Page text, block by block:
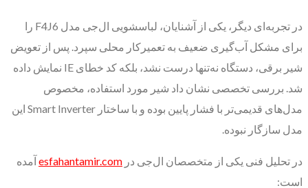
در تجربه‌ای دیگر، یکی از آشنایان، لباسشویی ال‌جی مدل F4J6 را
برای مشکل آب‌گیری ضعیف به تعمیرکار محلی سپرد. پس از تعویض
شیر برقی، دستگاه نه‌تنها درست نشد، بلکه کد خطای IE نمایش داده
شد. بررسی تخصصی نشان داد شیر مورد استفاده، مخصوص
مدل‌های قدیمی‌تر با فشار پایین بوده و با ساختار Smart Inverter این
مدل سازگار نبوده.
در تحلیل فنی یکی از متخصصان ال‌جی در esfahantamir.comآمده
است: